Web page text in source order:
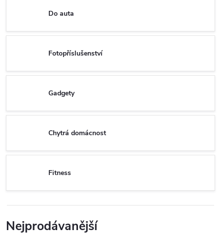
Do auta
Fotopříslušenství
Gadgety
Chytrá domácnost
Fitness
Nejprodávanější